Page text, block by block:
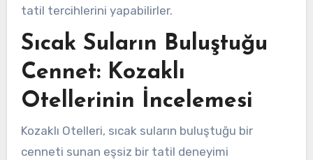
tatil tercihlerini yapabilirler.
Sıcak Suların Buluştuğu
Cennet: Kozaklı
Otellerinin İncelemesi
Kozaklı Otelleri, sıcak suların buluştuğu bir
cenneti sunan eşsiz bir tatil deneyimi